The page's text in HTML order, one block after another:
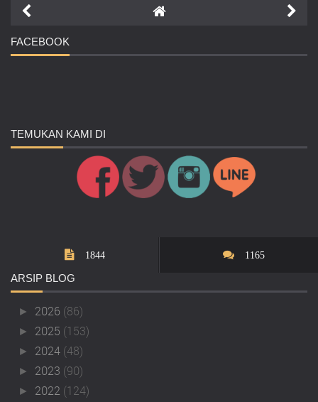
FACEBOOK
TEMUKAN KAMI DI
1844 1165
ARSIP BLOG
► 2026 (86)
► 2025 (153)
► 2024 (48)
► 2023 (90)
► 2022 (124)